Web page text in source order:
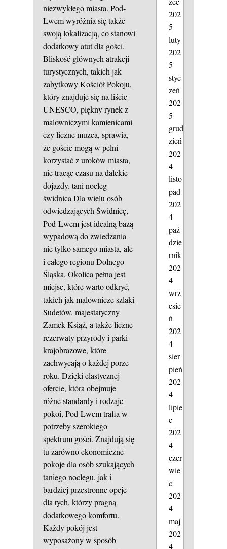
niezwykłego miasta. Pod-
Lwem wyróżnia się także
swoją lokalizacją, co stanowi
dodatkowy atut dla gości.
Bliskość głównych atrakcji
turystycznych, takich jak
zabytkowy Kościół Pokoju,
który znajduje się na liście
UNESCO, piękny rynek z
malowniczymi kamienicami
czy liczne muzea, sprawia,
że goście mogą w pełni
korzystać z uroków miasta,
nie tracąc czasu na dalekie
dojazdy. tani nocleg
świdnica Dla wielu osób
odwiedzających Świdnicę,
Pod-Lwem jest idealną bazą
wypadową do zwiedzania
nie tylko samego miasta, ale
i całego regionu Dolnego
Śląska. Okolica pełna jest
miejsc, które warto odkryć,
takich jak malownicze szlaki
Sudetów, majestatyczny
Zamek Książ, a także liczne
rezerwaty przyrody i parki
krajobrazowe, które
zachwycają o każdej porze
roku. Dzięki elastycznej
ofercie, która obejmuje
różne standardy i rodzaje
pokoi, Pod-Lwem trafia w
potrzeby szerokiego
spektrum gości. Znajdują się
tu zarówno ekonomiczne
pokoje dla osób szukających
taniego noclegu, jak i
bardziej przestronne opcje
dla tych, którzy pragną
dodatkowego komfortu.
Każdy pokój jest
wyposażony w sposób
202
5
luty
202
5
styc
zeń
202
5
grud
zień
202
4
listo
pad
202
4
paź
dzie
rnik
202
4
wrz
esie
ń
202
4
sier
pień
202
4
lipie
c
202
4
czer
wie
c
202
4
maj
202
4